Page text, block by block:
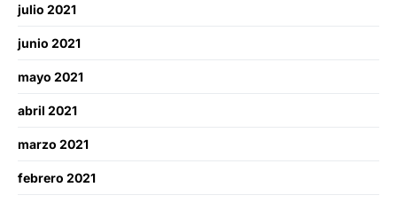
julio 2021
junio 2021
mayo 2021
abril 2021
marzo 2021
febrero 2021